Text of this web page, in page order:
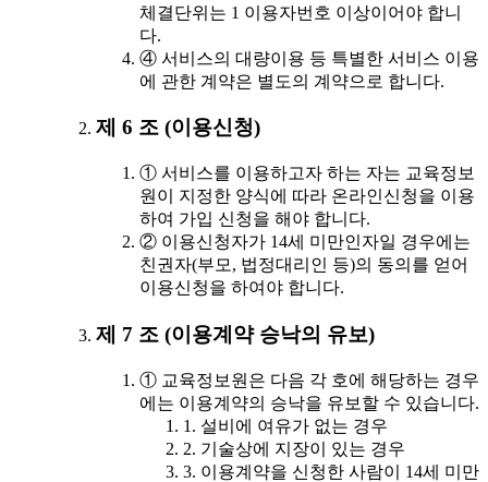
체결단위는 1 이용자번호 이상이어야 합니
다.
④ 서비스의 대량이용 등 특별한 서비스 이용
에 관한 계약은 별도의 계약으로 합니다.
제 6 조 (이용신청)
① 서비스를 이용하고자 하는 자는 교육정보
원이 지정한 양식에 따라 온라인신청을 이용
하여 가입 신청을 해야 합니다.
② 이용신청자가 14세 미만인자일 경우에는
친권자(부모, 법정대리인 등)의 동의를 얻어
이용신청을 하여야 합니다.
제 7 조 (이용계약 승낙의 유보)
① 교육정보원은 다음 각 호에 해당하는 경우
에는 이용계약의 승낙을 유보할 수 있습니다.
1. 설비에 여유가 없는 경우
2. 기술상에 지장이 있는 경우
3. 이용계약을 신청한 사람이 14세 미만